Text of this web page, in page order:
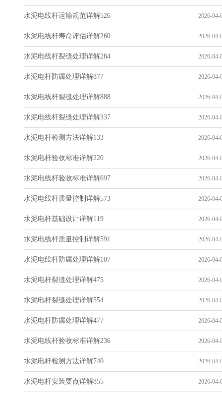
水泥电线杆运输规范详解526 2026-04-
水泥电线杆寿命评估详解260 2026-04-
水泥电线杆裂缝处理详解284 2026-04-
水泥电杆防腐处理详解877 2026-04-
水泥电线杆裂缝处理详解888 2026-04-
水泥电线杆裂缝处理详解337 2026-04-
水泥电杆检测方法详解133 2026-04-
水泥电杆验收标准详解220 2026-04-
水泥电线杆验收标准详解697 2026-04-
水泥电线杆质量控制详解573 2026-04-
水泥电杆基础设计详解119 2026-04-
水泥电线杆质量控制详解591 2026-04-
水泥电线杆防腐处理详解107 2026-04-
水泥电杆裂缝处理详解475 2026-04-
水泥电杆裂缝处理详解554 2026-04-
水泥电杆防腐处理详解477 2026-04-
水泥电线杆验收标准详解236 2026-04-
水泥电杆检测方法详解740 2026-04-
水泥电杆安装要点详解855 2026-04-